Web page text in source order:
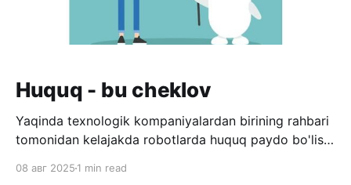
Huquq - bu cheklov
Yaqinda texnologik kompaniyalardan birining rahbari
tomonidan kelajakda robotlarda huquq paydo bo'lishi
08 авг 2025 1 min read